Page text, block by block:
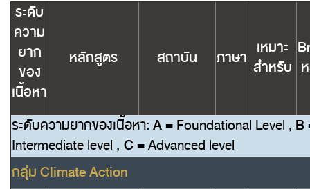
ระดับ
ความ
ยาก
ของ
เนื้อหา
หลักสูตร สถาบัน ภาษา เหมาะ
สำหรับ
ระดับความยากของเนื้อหา:A= Foundational Level , B
Intermediate level , C= Advanced level
กลุ่ม Climate Action